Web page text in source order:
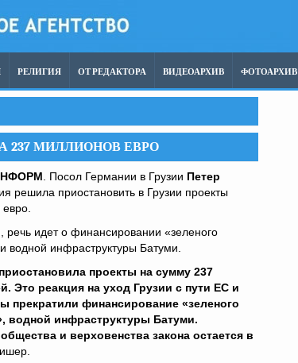
РЕЛИГИЯ ОТ РЕДАКТОРА ВИДЕОАРХИВ ФОТОАРХИВ
237 МИЛЛИОНОВ ЕВРО
. Посол Германии в Грузии Петер
решила приостановить в Грузии проекты
идет о финансировании «зеленого
водной инфраструктуры Батуми.
проекты на сумму 237
Это реакция на уход Грузии с пути ЕС и
прекратили финансирование «зеленого
водной инфраструктуры Батуми.
и верховенства закона остается в